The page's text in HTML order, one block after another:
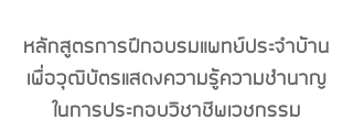
หลักสูตรการฝึกอบรมแพทย์ประจำบ้าน
เพื่อวุฒิบัตรแสดงความรู้ความชำนาญ
ในการประกอบวิชาชีพเวชกรรม